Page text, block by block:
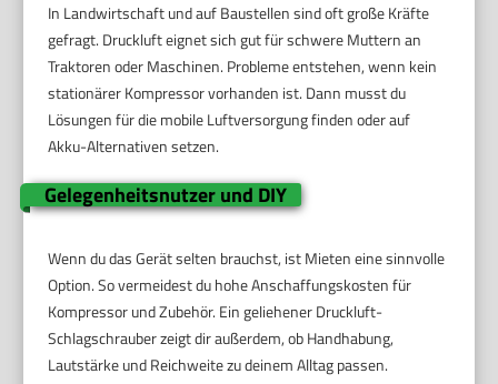
In Landwirtschaft und auf Baustellen sind oft große Kräfte
gefragt. Druckluft eignet sich gut für schwere Muttern an
Traktoren oder Maschinen. Probleme entstehen, wenn kein
stationärer Kompressor vorhanden ist. Dann musst du
Lösungen für die mobile Luftversorgung finden oder auf
Akku-Alternativen setzen.
Gelegenheitsnutzer und DIY
Wenn du das Gerät selten brauchst, ist Mieten eine sinnvolle
Option. So vermeidest du hohe Anschaffungskosten für
Kompressor und Zubehör. Ein geliehener Druckluft-
Schlagschrauber zeigt dir außerdem, ob Handhabung,
Lautstärke und Reichweite zu deinem Alltag passen.